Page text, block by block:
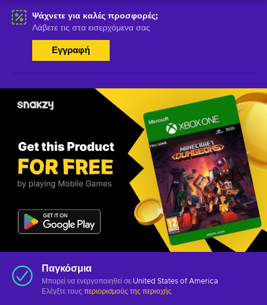
Ψάχνετε για καλές προσφορές;
Λάβετε τις στα εισερχόμενα σας
Εγγραφή
Παγκόσμια
Μπορεί να ενεργοποιηθεί σε United States of America
Ελέγξτε τους περιορισμούς της περιοχής